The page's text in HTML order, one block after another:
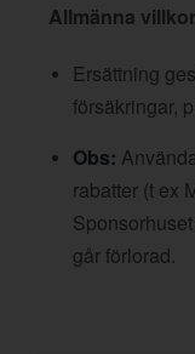
Allmänna villkor
Ersättning
försäkringar,
Obs:
rabatter (t ex
går förlorad.